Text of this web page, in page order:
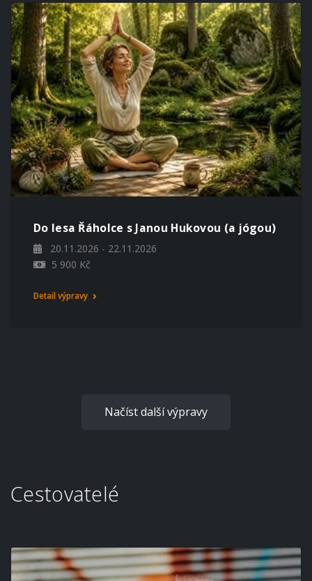
Do lesa Řáholce s Janou Hukovou (a jógou)
20.11.2026 - 22.11.2026
5 900 Kč
Detail výpravy
Načíst další výpravy
Cestovatelé